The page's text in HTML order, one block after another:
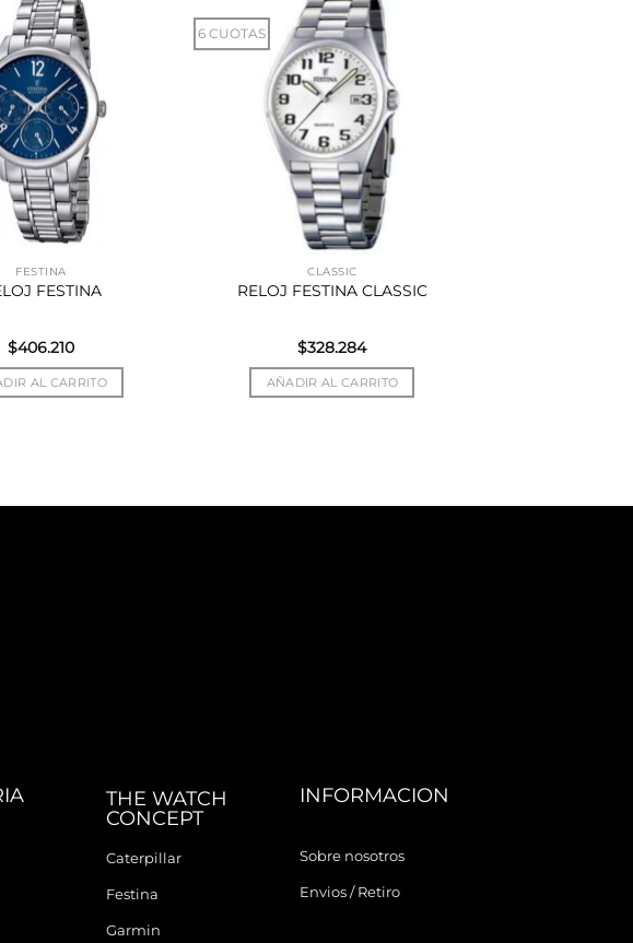
FESTINA
FESTINA
$406.210
AL CARRITO
6 CUOTAS
CLASSIC
RELOJ FESTINA CLASSIC
$328.284
AÑADIR AL CARRITO
THE WATCH
CONCEPT
Caterpillar
Festina
Garmin
INFORMACION
Sobre nosotros
Envios / Retiro